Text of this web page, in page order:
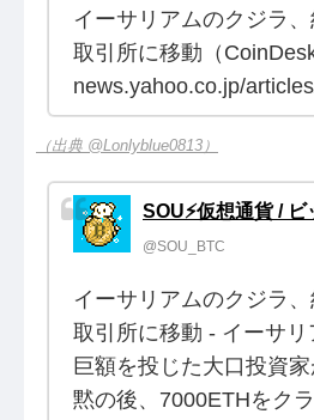
イーサリアムのクジラ
取引所に移動（
news.yahoo.co.jp/
（出典 @Lonlyblue0813）
SOU⚡️仮想通貨 /
@SOU_BTC
イーサリアムのクジラ
取引所に移動 - イーサ
巨額を投じた大口投資
黙の後、7000ETHをク